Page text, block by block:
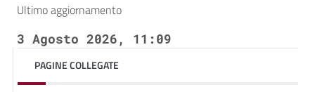
Ultimo aggiornamento
3 Agosto 2026, 11:09
PAGINE COLLEGATE